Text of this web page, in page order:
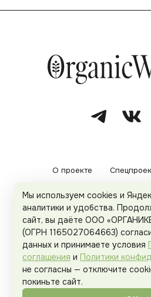
О проекте
Рекламодателям Политика
Пользовательское
Organicwoman.ru .
Мы используем cookies и
аналитики и удобства.
сайт, вы даёте ООО
(ОГРН 1165027064663)
данных и принимаете условия
соглашения и Политики
не согласны — отключите
покиньте сайт.